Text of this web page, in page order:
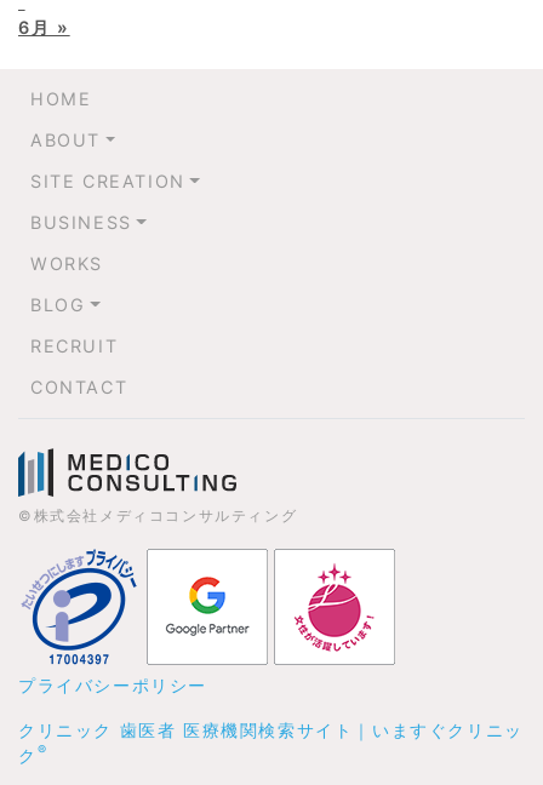
6月 »
HOME
ABOUT
SITE CREATION
BUSINESS
WORKS
BLOG
RECRUIT
CONTACT
©株式会社メディココンサルティング
プライバシーポリシー
クリニック 歯医者 医療機関検索サイト｜いますぐクリニッ
ク ®